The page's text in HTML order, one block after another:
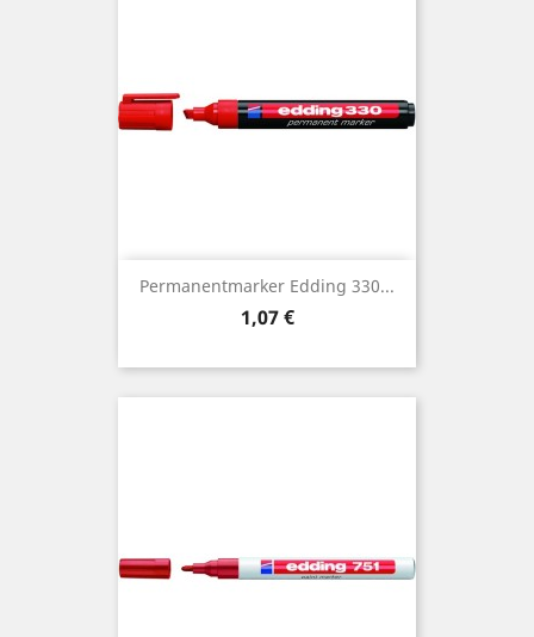
Permanentmarker Edding 330...
Preis
1,07 €